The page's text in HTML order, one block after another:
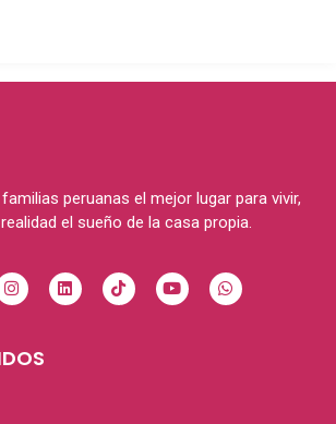
peruanas el mejor lugar para vivir,
el sueño de la casa propia.